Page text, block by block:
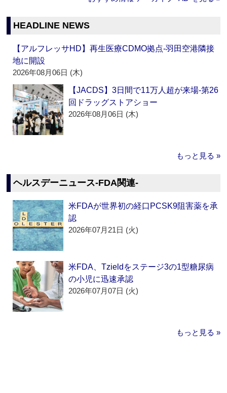
HEADLINE NEWS
【アルフレッサHD】再生医療CDMO拠点‐羽田空港隣接
地に開設
2026年08月06日 (木)
【JACDS】3日間で11万人超が来場‐第26
回ドラッグストアショー
2026年08月06日 (木)
もっと見る »
ヘルスデーニュース‐FDA関連‐
米FDAが世界初の経口PCSK9阻害薬を承
認
2026年07月21日 (火)
米FDA、Tzieldをステージ3の1型糖尿病
の小児に迅速承認
2026年07月07日 (火)
もっと見る »